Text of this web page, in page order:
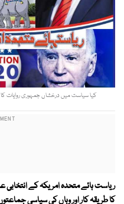
کیا سیاست میں درخشاں جمہوری روایات کا
ریاست ہائے متحدہ امریکہ کے
کا طریقہ کار اور وہاں کی سیاسی